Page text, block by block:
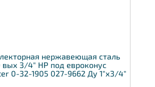
нержавеющая сталь
вых 3/4" НР под евроконус
0-32-1905 027-9662 Ду 1"х3/4"